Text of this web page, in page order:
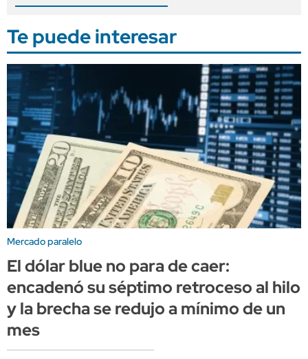
Te puede interesar
Mercado paralelo
El dólar blue no para de caer:
encadenó su séptimo retroceso al hilo
y la brecha se redujo a mínimo de un
mes